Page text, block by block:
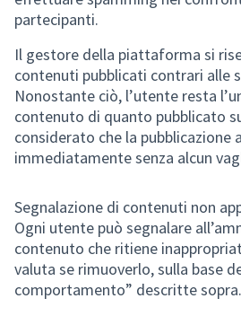
partecipanti.
Il gestore della piattaforma si
contenuti pubblicati contrari alle
Nonostante ciò, l’utente resta
contenuto di quanto pubblicato
considerato che la pubblicazione
immediatamente senza alcun
Segnalazione di contenuti non
Ogni utente può segnalare
contenuto che ritiene
valuta se rimuoverlo, sulla base
comportamento” descritte sopra.